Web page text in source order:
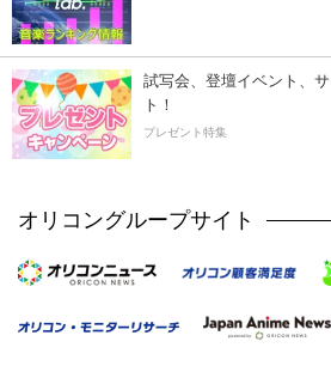
試写会、登壇イベント、
ト！
プレゼント特集
オリコングループサイト